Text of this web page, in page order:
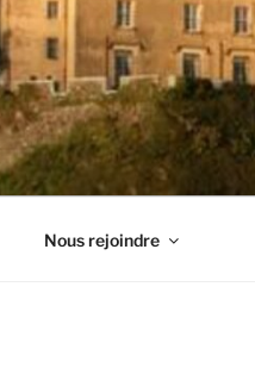
Nous rejoindre